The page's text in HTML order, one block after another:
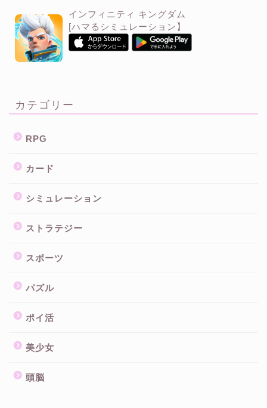
インフィニティ キングダム
[ハマるシミュレーション】
カテゴリー
RPG
カード
シミュレーション
ストラテジー
スポーツ
パズル
ポイ活
美少女
頭脳